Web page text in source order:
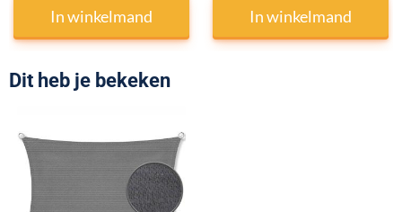
In winkelmand In winkelmand
Dit heb je bekeken